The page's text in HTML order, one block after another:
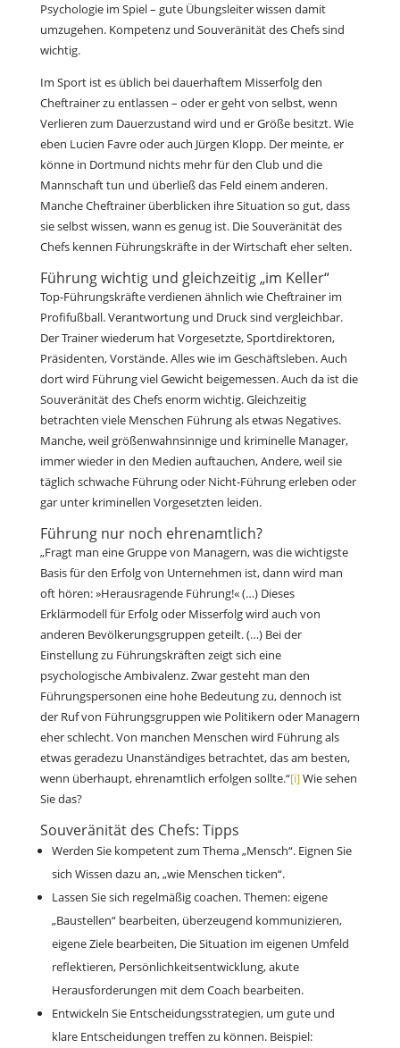
Psychologie im Spiel – gute Übungsleiter wissen damit
umzugehen. Kompetenz und Souveränität des Chefs sind
wichtig.
Im Sport ist es üblich bei dauerhaftem Misserfolg den
Cheftrainer zu entlassen – oder er geht von selbst, wenn
Verlieren zum Dauerzustand wird und er Größe besitzt. Wie
eben Lucien Favre oder auch Jürgen Klopp. Der meinte, er
könne in Dortmund nichts mehr für den Club und die
Mannschaft tun und überließ das Feld einem anderen.
Manche Cheftrainer überblicken ihre Situation so gut, dass
sie selbst wissen, wann es genug ist. Die Souveränität des
Chefs kennen Führungskräfte in der Wirtschaft eher selten.
Führung wichtig und gleichzeitig „im Keller“
Top-Führungskräfte verdienen ähnlich wie Cheftrainer im
Profifußball. Verantwortung und Druck sind vergleichbar.
Der Trainer wiederum hat Vorgesetzte, Sportdirektoren,
Präsidenten, Vorstände. Alles wie im Geschäftsleben. Auch
dort wird Führung viel Gewicht beigemessen. Auch da ist die
Souveränität des Chefs enorm wichtig. Gleichzeitig
betrachten viele Menschen Führung als etwas Negatives.
Manche, weil größenwahnsinnige und kriminelle Manager,
immer wieder in den Medien auftauchen, Andere, weil sie
täglich schwache Führung oder Nicht-Führung erleben oder
gar unter kriminellen Vorgesetzten leiden.
Führung nur noch ehrenamtlich?
„Fragt man eine Gruppe von Managern, was die wichtigste
Basis für den Erfolg von Unternehmen ist, dann wird man
oft hören: »Herausragende Führung!« (…) Dieses
Erklärmodell für Erfolg oder Misserfolg wird auch von
anderen Bevölkerungsgruppen geteilt. (…) Bei der
Einstellung zu Führungskräften zeigt sich eine
psychologische Ambivalenz. Zwar gesteht man den
Führungspersonen eine hohe Bedeutung zu, dennoch ist
der Ruf von Führungsgruppen wie Politikern oder Managern
eher schlecht. Von manchen Menschen wird Führung als
etwas geradezu Unanständiges betrachtet, das am besten,
wenn überhaupt, ehrenamtlich erfolgen sollte.“[i]Wie sehen
Sie das?
Souveränität des Chefs: Tipps
Werden Sie kompetent zum Thema „Mensch“. Eignen Sie
sich Wissen dazu an, „wie Menschen ticken“.
Lassen Sie sich regelmäßig coachen. Themen: eigene
„Baustellen“ bearbeiten, überzeugend kommunizieren,
eigene Ziele bearbeiten, Die Situation im eigenen Umfeld
reflektieren, Persönlichkeitsentwicklung, akute
Herausforderungen mit dem Coach bearbeiten.
Entwickeln Sie Entscheidungsstrategien, um gute und
klare Entscheidungen treffen zu können. Beispiel: